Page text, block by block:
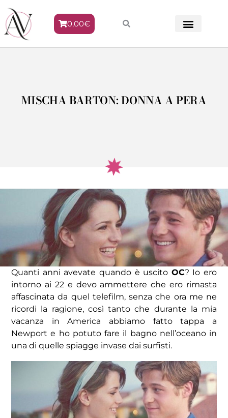
0,00€
MISCHA BARTON: DONNA A PERA
Quanti anni avevate quando è uscito OC? Io ero
intorno ai 22 e devo ammettere che ero rimasta
affascinata da quel telefilm, senza che ora me ne
ricordi la ragione, così tanto che durante la mia
vacanza in America abbiamo fatto tappa a
Newport e ho potuto fare il bagno nell’oceano in
una di quelle spiagge invase dai surfisti.